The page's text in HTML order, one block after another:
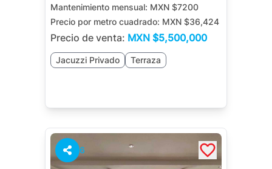
Mantenimiento mensual: MXN $7200
Precio por metro cuadrado: MXN $36,424
Precio de venta: MXN $5,500,000
Jacuzzi Privado Terraza
6